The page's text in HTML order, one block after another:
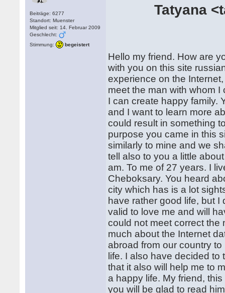
Beiträge: 6277
Standort: Muenster
Mitglied seit: 14. Februar 2009
Geschlecht:
Stimmung:
begeistert
Tatyana
Hello my friend. How are
with you on this site
experience on the
meet the man with whom
I can create happy family.
and I want to learn more
could result in something
purpose you came in this
similarly to mine and we
tell also to you a little
am. To me of 27 years. I
Cheboksary. You heard
city which has is a lot
have rather good life, but
valid to love me and will
could not meet correct the
much about the Internet
abroad from our country
life. I also have decided
that it also will help me to
a happy life. My friend,
you will be glad to read